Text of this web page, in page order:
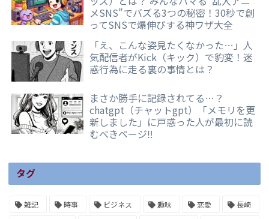
メSNS”でバズる3つの秘密！30秒で創
ってSNSで爆伸びする神ワザ大全
「え、こんな姿見たくなかった…」人
気配信者がKick（キック）で豹変！迷
惑行為に走る裏の事情とは？
まさか勝手に記録されてる…？
chatgpt（チャットgpt）「メモリを更
新しました」に戸惑った人が最初に読
むべきページ‼️
タグ
雑記 時事 ビジネス 趣味 恋愛
長崎